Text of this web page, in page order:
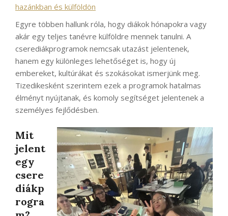
hazánkban és külföldön
Egyre többen hallunk róla, hogy diákok hónapokra vagy
akár egy teljes tanévre külföldre mennek tanulni. A
cserediákprogramok nemcsak utazást jelentenek,
hanem egy különleges lehetőséget is, hogy új
embereket, kultúrákat és szokásokat ismerjünk meg.
Tizedikesként szerintem ezek a programok hatalmas
élményt nyújtanak, és komoly segítséget jelentenek a
személyes fejlődésben.
Mit
jelent
egy
csere
diákp
rogra